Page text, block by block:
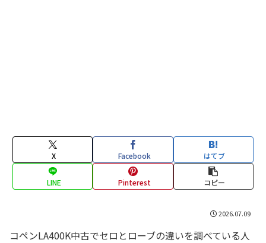
X Facebook はてブ
LINE Pinterest コピー
2026.07.09
コペンLA400K中古でセロとローブの違いを調べている人